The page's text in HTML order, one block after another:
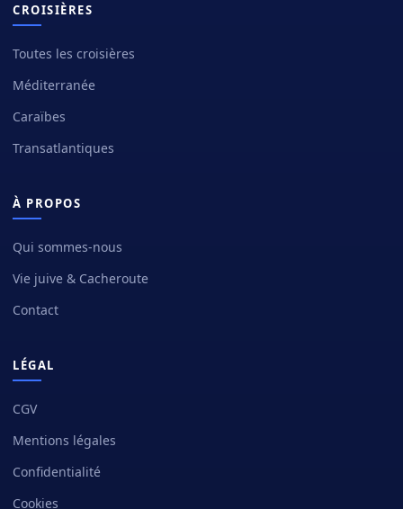
CROISIÈRES
Toutes les croisières
Méditerranée
Caraïbes
Transatlantiques
À PROPOS
Qui sommes-nous
Vie juive & Cacheroute
Contact
LÉGAL
CGV
Mentions légales
Confidentialité
Cookies